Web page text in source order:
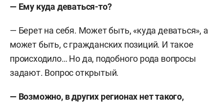
— Ему куда деваться-то?
— Берет на себя. Может быть, «куда деваться», а
может быть, с гражданских позиций. И такое
происходило… Но да, подобного рода вопросы
задают. Вопрос открытый.
— Возможно, в других регионах нет такого,